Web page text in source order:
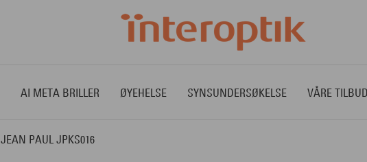
AI META BRILLER ØYEHELSE SYNSUNDERSØKELSE VÅRE TILBUD
JEAN PAUL JPKS016